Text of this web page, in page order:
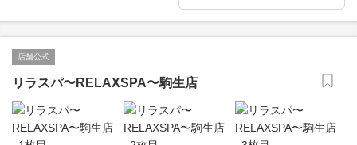
店舗公式
リラスパ〜RELAXSPA〜駒生店